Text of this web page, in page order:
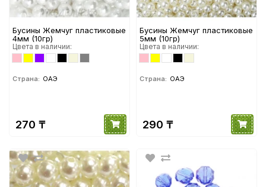
Бусины Жемчуг пластиковые
4мм (10гр)
Цвета в наличии:
Страна: ОАЭ
270 ₸
Бусины Жемчуг пластиковые
5мм (10гр)
Цвета в наличии:
Страна: ОАЭ
290 ₸